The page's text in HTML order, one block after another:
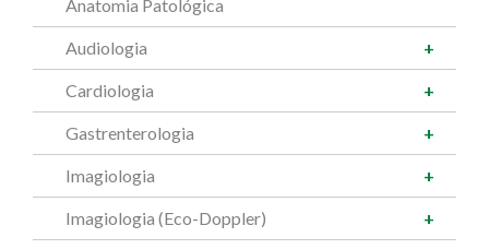
Anatomia Patológica
Audiologia
Cardiologia
Gastrenterologia
Imagiologia
Imagiologia (Eco-Doppler)